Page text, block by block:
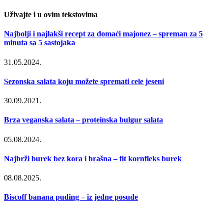
Uživajte i u ovim tekstovima
Najbolji i najlakši recept za domaći majonez – spreman za 5
minuta sa 5 sastojaka
31.05.2024.
Sezonska salata koju možete spremati cele jeseni
30.09.2021.
Brza veganska salata – proteinska bulgur salata
05.08.2024.
Najbrži burek bez kora i brašna – fit kornfleks burek
08.08.2025.
Biscoff banana puding – iz jedne posude